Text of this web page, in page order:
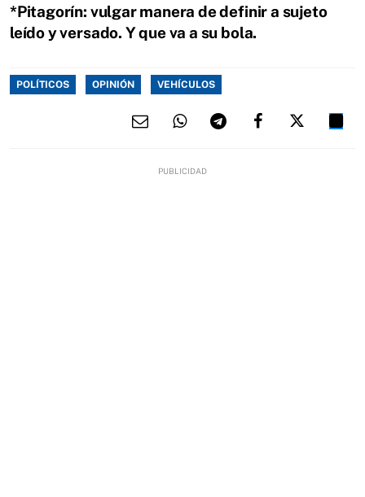
*Pitagorín: vulgar manera de definir a sujeto
leído y versado. Y que va a su bola.
POLÍTICOS OPINIÓN VEHÍCULOS